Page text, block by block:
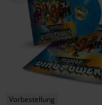
Vorbestellung